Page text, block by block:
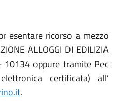
esentare ricorso a mezzo
ALLOGGI DI EDILIZIA
10134 oppure tramite Pec
certificata) all’
.